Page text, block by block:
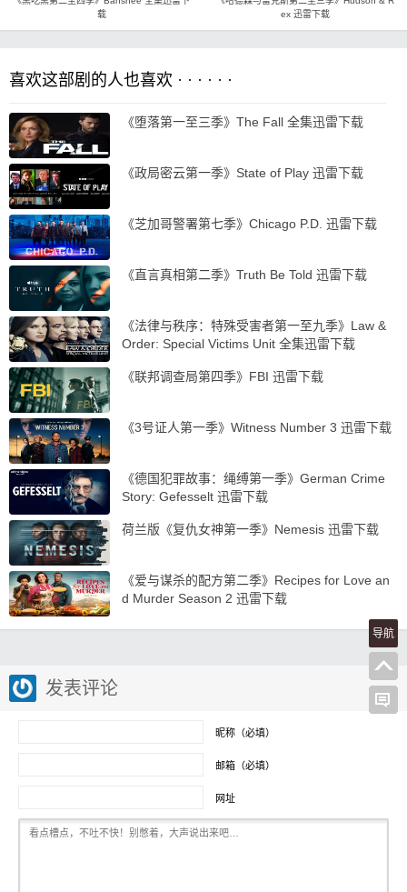
载
ex 迅雷下载
喜欢这部剧的人也喜欢 · · · · · ·
《堕落第一至三季》The Fall 全集迅雷下载
《政局密云第一季》State of Play 迅雷下载
《芝加哥警署第七季》Chicago P.D. 迅雷下载
《直言真相第二季》Truth Be Told 迅雷下载
《法律与秩序：特殊受害者第一至九季》Law &
Order: Special Victims Unit 全集迅雷下载
《联邦调查局第四季》FBI 迅雷下载
《3号证人第一季》Witness Number 3 迅雷下载
《德国犯罪故事：绳缚第一季》German Crime
Story: Gefesselt 迅雷下载
荷兰版《复仇女神第一季》Nemesis 迅雷下载
《爱与谋杀的配方第二季》Recipes for Love an
d Murder Season 2 迅雷下载
发表评论
昵称（必填）
邮箱（必填）
网址
导航